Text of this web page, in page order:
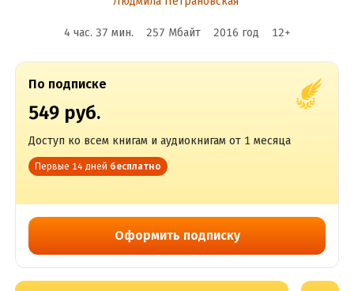
4 час. 37 мин. 257 Мбайт 2016 год 12+
По подписке
549 руб.
Доступ ко всем книгам и аудиокнигам от 1 месяца
Первые 14 дней бесплатно
Оформить подписку